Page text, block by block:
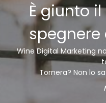
È giunto
Wine Digital Marketing
Tornera? Non lo